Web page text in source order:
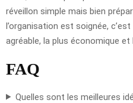
réveillon simple mais bien
l’organisation est soignée,
agréable, la plus économique et
FAQ
Quelles sont les meilleures